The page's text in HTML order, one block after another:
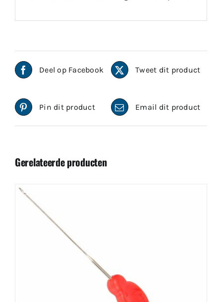
Deel op Facebook Tweet dit product
Pin dit product Email dit product
Gerelateerde producten